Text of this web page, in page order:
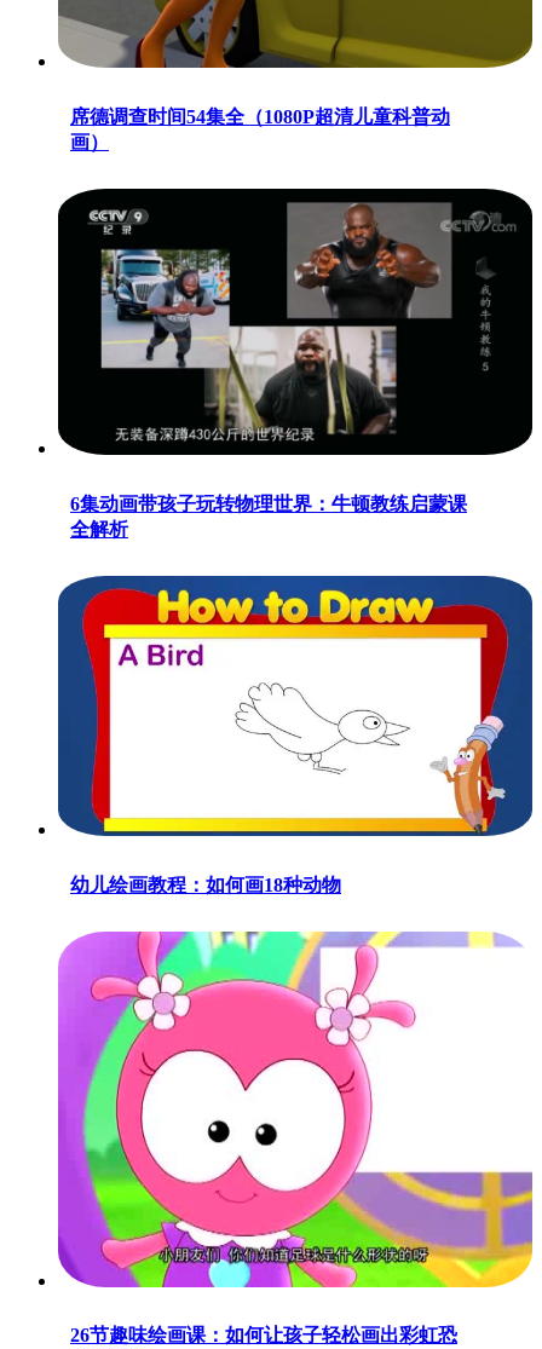
席德调查时间54集全（1080P超清儿童科普动
画）
6集动画带孩子玩转物理世界：牛顿教练启蒙课
全解析
幼儿绘画教程：如何画18种动物
26节趣味绘画课：如何让孩子轻松画出彩虹恐